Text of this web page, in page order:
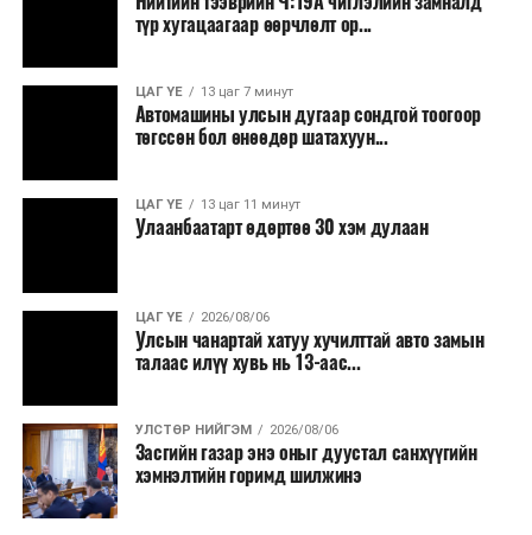
түр хугацаагаар өөрчлөлт ор...
ЦАГ ҮЕ 13 цаг 7 минут
Автомашины улсын дугаар сондгой тоогоор
төгссөн бол өнөөдөр шатахуун...
ЦАГ ҮЕ 13 цаг 11 минут
Улаанбаатарт өдөртөө 30 хэм дулаан
ЦАГ ҮЕ 2026/08/06
Улсын чанартай хатуу хучилттай авто замын
талаас илүү хувь нь 13-аас...
УЛСТӨР НИЙГЭМ 2026/08/06
Засгийн газар энэ оныг дуустал санхүүгийн
хэмнэлтийн горимд шилжинэ